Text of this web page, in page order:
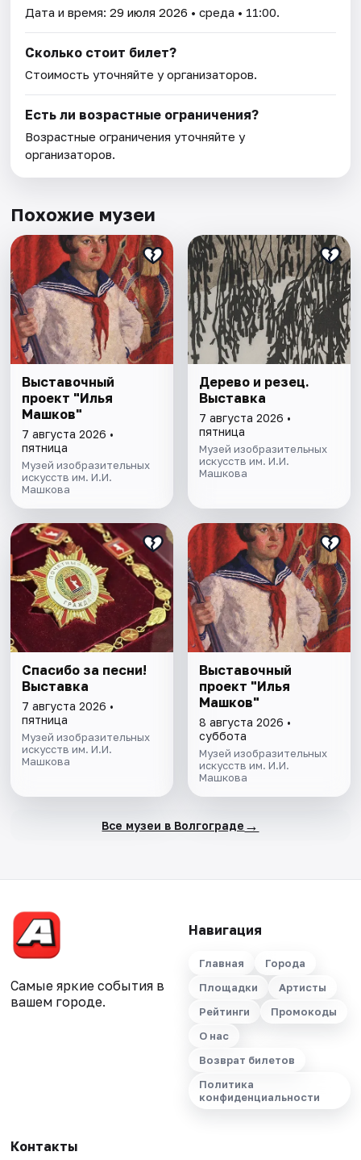
Дата и время:29 июля 2026 • среда • 11:00.
Сколько стоит билет?
Стоимость уточняйте у организаторов.
Есть ли возрастные ограничения?
Возрастные ограничения уточняйте у
организаторов.
Похожие музеи
Выставочный
проект "Илья
Машков"
7 августа 2026 •
пятница
Музей изобразительных
искусств им. И.И.
Машкова
Дерево и резец.
Выставка
7 августа 2026 •
пятница
Музей изобразительных
искусств им. И.И.
Машкова
Спасибо за песни!
Выставка
7 августа 2026 •
пятница
Музей изобразительных
искусств им. И.И.
Машкова
Выставочный
проект "Илья
Машков"
8 августа 2026 •
суббота
Музей изобразительных
искусств им. И.И.
Машкова
Все музеи в Волгограде →
Самые яркие события в
вашем городе.
Навигация
Главная
Города
Площадки
Артисты
Рейтинги
Промокоды
О нас
Возврат билетов
Политика
конфиденциальности
Контакты